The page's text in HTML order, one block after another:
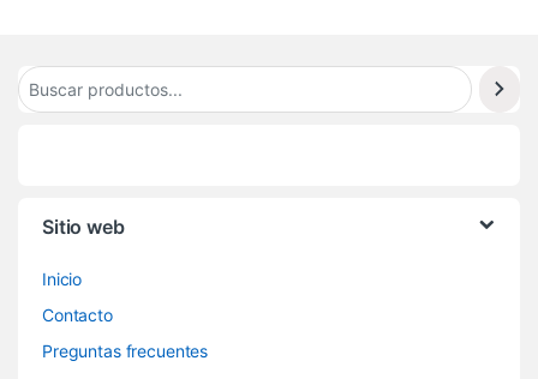
Sitio web
Inicio
Contacto
Preguntas frecuentes